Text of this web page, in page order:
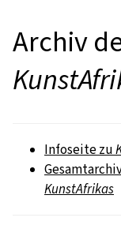
Archiv
Infoseite zu
KunstAfrikas